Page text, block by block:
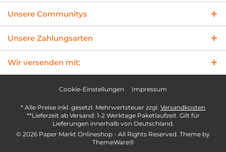
Unsere Communitys
Unsere Zahlungsarten
Wir versenden mit:
Cookie-Einstellungen Impressum
* Alle Preise inkl. gesetzl. Mehrwertsteuer zzgl. Versandkosten
**Lieferzeit ab Versand: 1-2 Werktage Paketlaufzeit. Gilt für
Lieferungen innerhalb von Deutschland.
© 2026 Paper Markt Onlineshop - All Rights Reserved. Theme by
ThemeWare®